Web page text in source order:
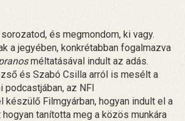
és megmondom, ki vagy.
a jegyében, konkrétabban fogalmazva
méltatásával indult az adás.
és Szabó Csilla arról is mesélt a
podcastjában, az NFI
Filmgyárban, hogyan indult el a
hogyan tanította meg a közös munkára